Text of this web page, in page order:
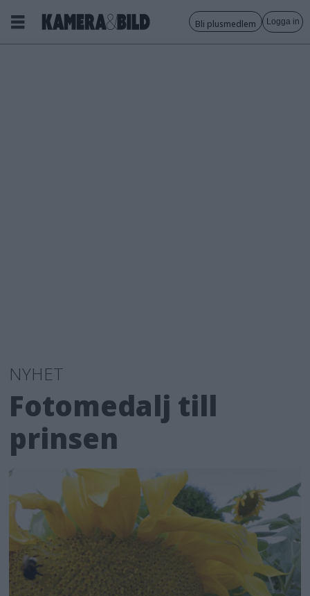
Bli plusmedlem Logga in
NYHET
Fotomedalj till
prinsen